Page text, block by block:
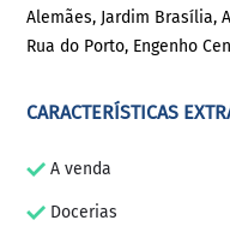
Alemães, Jardim Brasília,
Rua do Porto, Engenho
CARACTERÍSTICAS
A venda
Docerias